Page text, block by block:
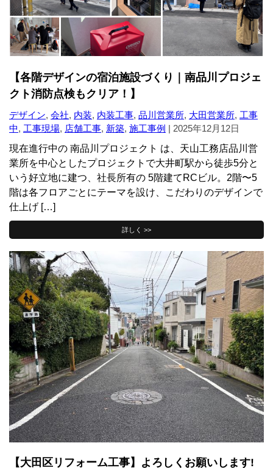
【各階デザインの宿泊施設づくり｜南品川プロジェ
クト消防点検もクリア！】
デザイン, 会社, 内装, 内装工事, 品川営業所, 大田営業所, 工事
中, 工事現場, 店舗工事, 新築, 施工事例 | 2025年12月12日
現在進行中の 南品川プロジェクト は、天山工務店品川営
業所を中心としたプロジェクトで大井町駅から徒歩5分と
いう好立地に建つ、社長所有の 5階建てRCビル。2階〜5
階は各フロアごとにテーマを設け、こだわりのデザインで
仕上げ […]
詳しく >>
【大田区リフォーム工事】よろしくお願いします!